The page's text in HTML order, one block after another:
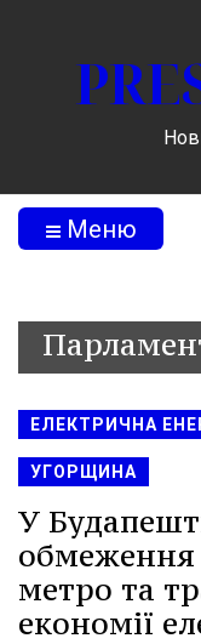
Меню
ЕЛЕКТРИЧНА
УГОРЩИНА
У
обмеження
метро та
економії